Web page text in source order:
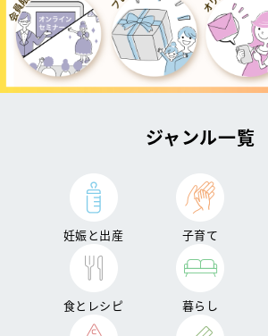
ジャンル一覧
妊娠と出産 子育て
食とレシピ 暮らし